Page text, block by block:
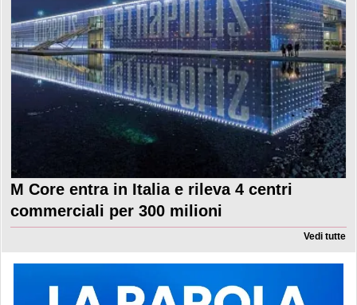
M Core entra in Italia e rileva 4 centri
commerciali per 300 milioni
Vedi tutte